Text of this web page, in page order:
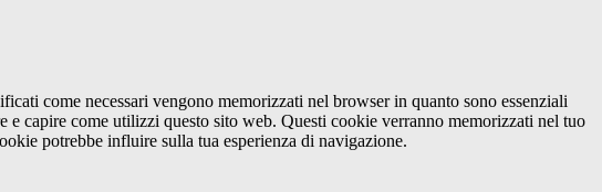
come necessari vengono memorizzati nel browser in quanto sono essenziali
capire come utilizzi questo sito web. Questi cookie verranno memorizzati nel tuo
potrebbe influire sulla tua esperienza di navigazione.